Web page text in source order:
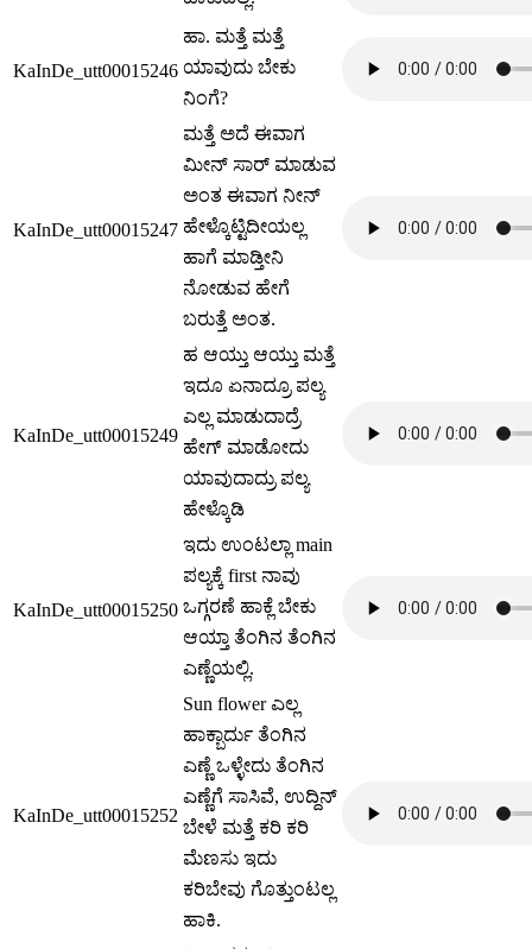
KaInDe_utt00015246
ಹಾ. ಮತ್ತೆ ಮತ್ತೆ
ಯಾವುದು ಬೇಕು
ನಿಂಗೆ?
KaInDe_utt00015247
ಮತ್ತೆ ಅದೆ ಈವಾಗ
ಮೀನ್ ಸಾರ್ ಮಾಡುವ
ಅಂತ ಈವಾಗ ನೀನ್
ಹೇಳ್ಕೊಟ್ಟಿದೀಯಲ್ಲ
ಹಾಗೆ ಮಾಡ್ತೀನಿ
ನೋಡುವ ಹೇಗೆ
ಬರುತ್ತೆ ಅಂತ.
KaInDe_utt00015249
ಹ ಆಯ್ತು ಆಯ್ತು ಮತ್ತೆ
ಇದೂ ಏನಾದ್ರೂ ಪಲ್ಯ
ಎಲ್ಲ ಮಾಡುದಾದ್ರೆ
ಹೇಗ್ ಮಾಡೋದು
ಯಾವುದಾದ್ರು ಪಲ್ಯ
ಹೇಳ್ಕೊಡಿ
KaInDe_utt00015250
ಇದು ಉಂಟಲ್ಲಾ main
ಪಲ್ಯಕ್ಕೆ first ನಾವು
ಒಗ್ಗರಣೆ ಹಾಕ್ಲೆ ಬೇಕು
ಆಯ್ತಾ ತೆಂಗಿನ ತೆಂಗಿನ
ಎಣ್ಣೆಯಲ್ಲಿ.
KaInDe_utt00015252
Sun flower ಎಲ್ಲ
ಹಾಕ್ಬಾರ್ದು ತೆಂಗಿನ
ಎಣ್ಣೆ ಒಳ್ಳೇದು ತೆಂಗಿನ
ಎಣ್ಣೆಗೆ ಸಾಸಿವೆ, ಉದ್ದಿನ್
ಬೇಳೆ ಮತ್ತೆ ಕರಿ ಕರಿ
ಮೆಣಸು ಇದು
ಕರಿಬೇವು ಗೊತ್ತುಂಟಲ್ಲ
ಹಾಕಿ.